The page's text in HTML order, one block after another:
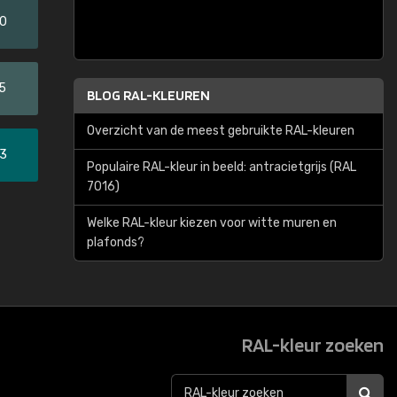
BLOG RAL-KLEUREN
Overzicht van de meest gebruikte RAL-kleuren
Populaire RAL-kleur in beeld: antracietgrijs (RAL
7016)
Welke RAL-kleur kiezen voor witte muren en
plafonds?
RAL-kleur zoeken